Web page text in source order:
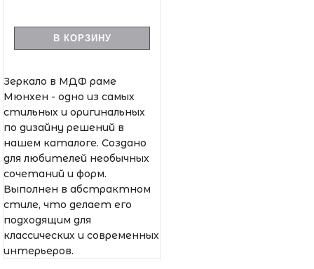
В КОРЗИНУ
Зеркало в МДФ раме
Мюнхен - одно из самых
стильных и оригинальных
по дизайну решений в
нашем каталоге. Создано
для любителей необычных
сочетаний и форм.
Выполнен в абстрактном
стиле, что делает его
подходящим для
классических и современных
интерьеров.